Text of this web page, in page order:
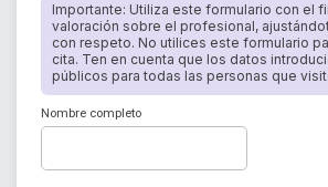
Importante: Utiliza este formulario con el
valoración sobre el profesional,
con respeto. No utilices este formulario
cita. Ten en cuenta que los datos
públicos para todas las personas que
Nombre completo